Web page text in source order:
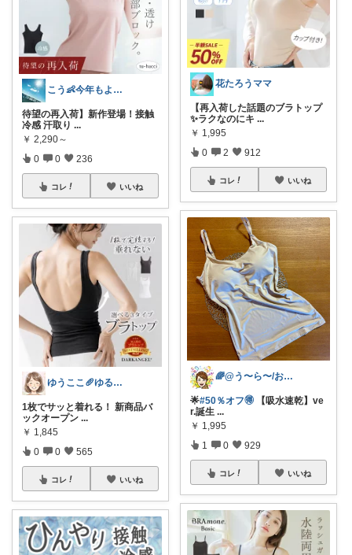
こう👶今年もよろしくお願いします🥹
待望の再入荷】新作登場！接触
冷感 汗取り ...
￥ 2,290～
0 0 236
コレ いいね
ゆうここ🥖ゆるっと楽しくお得な暮らしꕤ
1枚でサッと着れる！ 新商品バ
ックオープン ...
￥ 1,845
0 0 565
コレ いいね
花たろうママ
【再入荷した話題のブラトップ
✨ラクなのにキ ...
￥ 1,995
0 2 912
コレ いいね
🌈@う〜ら〜/お得✨美味しい✨素敵✨
🌟#50％オフ🉐 【吸水速乾】ve
r.誕生 ...
￥ 1,995
1 0 929
コレ いいね